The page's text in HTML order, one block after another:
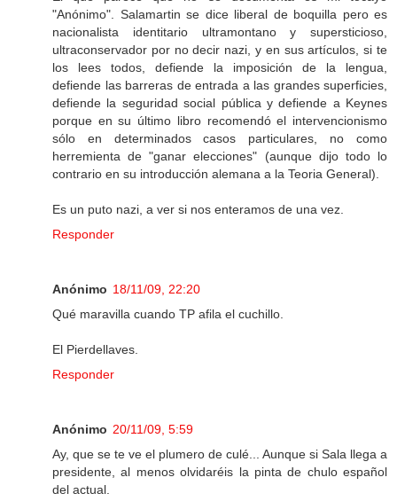
"Anónimo". Salamartin se dice liberal de boquilla pero es
nacionalista identitario ultramontano y supersticioso,
ultraconservador por no decir nazi, y en sus artículos, si te
los lees todos, defiende la imposición de la lengua,
defiende las barreras de entrada a las grandes superficies,
defiende la seguridad social pública y defiende a Keynes
porque en su último libro recomendó el intervencionismo
sólo en determinados casos particulares, no como
herremienta de "ganar elecciones" (aunque dijo todo lo
contrario en su introducción alemana a la Teoria General).
Es un puto nazi, a ver si nos enteramos de una vez.
Responder
Anónimo 18/11/09, 22:20
Qué maravilla cuando TP afila el cuchillo.
El Pierdellaves.
Responder
Anónimo 20/11/09, 5:59
Ay, que se te ve el plumero de culé... Aunque si Sala llega a
presidente, al menos olvidaréis la pinta de chulo español
del actual.